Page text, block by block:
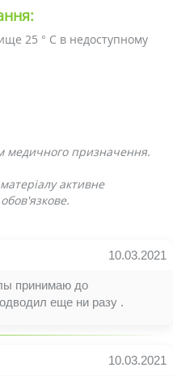
25 ° С в недоступному
медичного призначення.
активне
10.03.2021
принимаю до
еще ни разу .
10.03.2021